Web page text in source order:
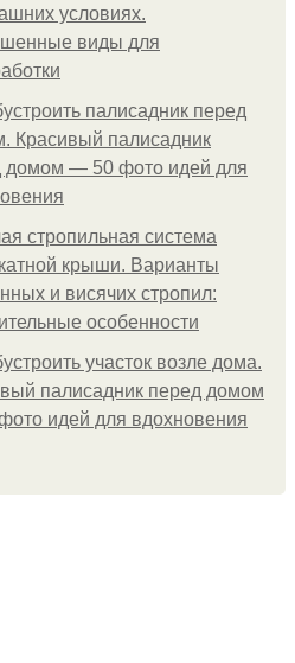
условиях.
виды для
палисадник перед
Красивый палисадник
домом — 50 фото идей для
стропильная система
крыши. Варианты
и висячих стропил:
особенности
участок возле дома.
палисадник перед домом
идей для вдохновения